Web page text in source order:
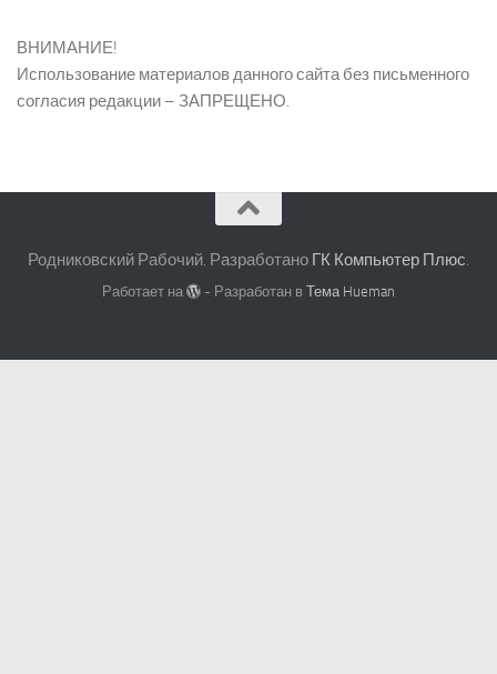
ВНИМАНИЕ!
Использование материалов данного сайта без письменного
согласия редакции – ЗАПРЕЩЕНО.
Родниковский Рабочий. Разработано ГК Компьютер Плюс.
Работает на - Разработан вТема Hueman